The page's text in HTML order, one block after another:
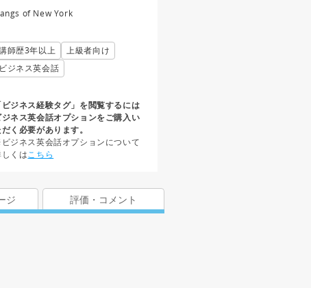
of New York
師歴3年以上
上級者向け
ビジネス英会話
ビジネス経験タグ」を閲覧するには
ジネス英会話オプションをご購入い
く必要があります。
ジネス英会話オプションについて
くはこちら
ジ 評価・コメント